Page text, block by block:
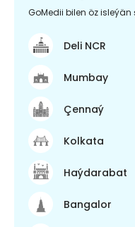
GoMedii bilen öz
Deli NCR
Mumbay
Çennaý
Kolkata
Haýdarabat
Bangalor